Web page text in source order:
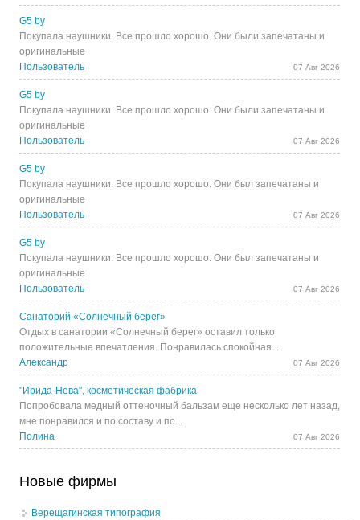
G5 by
Покупала наушники. Все прошло хорошо. Они были запечатаны и
оригинальные
Пользователь
07 Авг 2026
G5 by
Покупала наушники. Все прошло хорошо. Они были запечатаны и
оригинальные
Пользователь
07 Авг 2026
G5 by
Покупала наушники. Все прошло хорошо. Они был запечатаны и
оригинальные
Пользователь
07 Авг 2026
G5 by
Покупала наушники. Все прошло хорошо. Они был запечатаны и
оригинальные
Пользователь
07 Авг 2026
Санаторий «Солнечный берег»
Отдых в санатории «Солнечный берег» оставил только
положительные впечатления. Понравилась спокойная...
Александр
07 Авг 2026
"Ирида-Нева", косметическая фабрика
Попробовала медный оттеночный бальзам еще несколько лет назад,
мне понравился и по составу и по...
Полина
07 Авг 2026
Новые фирмы
Верещагинская типография